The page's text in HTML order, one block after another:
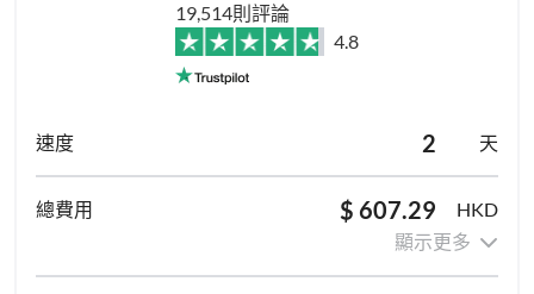
19,514則評論
4.8
2 天
$ 607.29
HKD
顯示更多